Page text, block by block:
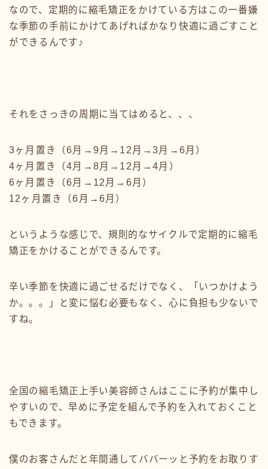
なので、定期的に縮毛矯正をかけている方はこの一番嫌
な季節の手前にかけてあげればかなり快適に過ごすこと
ができるんです♪
それをさっきの周期に当てはめると、、、
3ヶ月置き（6月→9月→12月→3月→6月）
4ヶ月置き（4月→8月→12月→4月）
6ヶ月置き（6月→12月→6月）
12ヶ月置き（6月→6月）
というような感じで、規則的なサイクルで定期的に縮毛
矯正をかけることができるんです。
辛い季節を快適に過ごせるだけでなく、「いつかけよう
か。。。」と変に悩む必要もなく、心に負担も少ないで
すね。
全国の縮毛矯正上手い美容師さんはここに予約が集中し
やすいので、早めに予定を組んで予約を入れておくこと
もできます。
僕のお客さんだと年間通してババーッと予約をお取りす